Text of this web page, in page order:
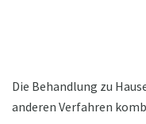
Die Behandlung zu
anderen Verfahren